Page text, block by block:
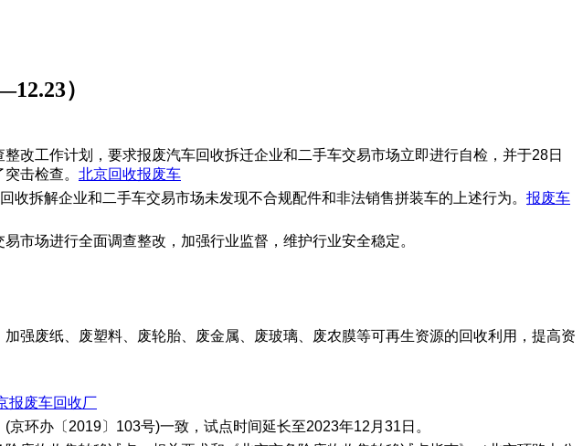
）
改工作计划，要求报废汽车回收拆迁企业和二手车交易市场立即进行自检，并于28日
击检查。 北京回收报废车
拆解企业和二手车交易市场未发现不合规配件和非法销售拼装车的上述行为。 报废车
市场进行全面调查整改，加强行业监督，维护行业安全稳定。
强废纸、废塑料、废轮胎、废金属、废玻璃、废农膜等可再生资源的回收利用，提高资
报废车回收厂
环办〔2019〕103号)一致，试点时间延长至2023年12月31日。